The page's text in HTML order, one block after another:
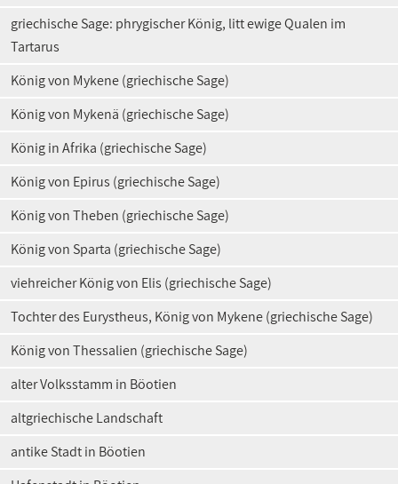
griechische Sage: phrygischer König, litt ewige Qualen im
Tartarus
König von Mykene (griechische Sage)
König von Mykenä (griechische Sage)
König in Afrika (griechische Sage)
König von Epirus (griechische Sage)
König von Theben (griechische Sage)
König von Sparta (griechische Sage)
viehreicher König von Elis (griechische Sage)
Tochter des Eurystheus, König von Mykene (griechische Sage)
König von Thessalien (griechische Sage)
alter Volksstamm in Böotien
altgriechische Landschaft
antike Stadt in Böotien